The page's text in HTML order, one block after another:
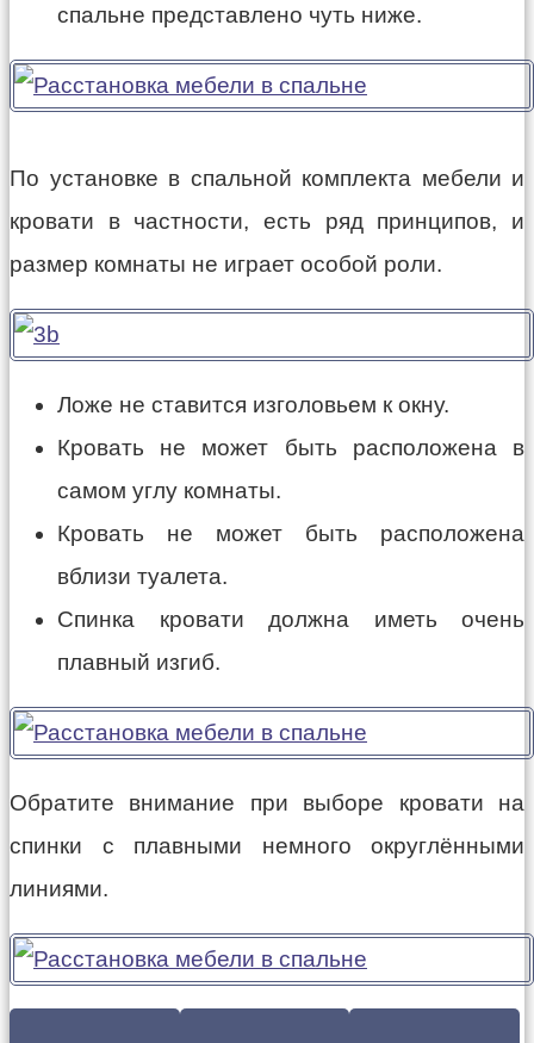
спальне представлено чуть ниже.
По установке в спальной комплекта мебели и
кровати в частности, есть ряд принципов, и
размер комнаты не играет особой роли.
Ложе не ставится изголовьем к окну.
Кровать не может быть расположена в
самом углу комнаты.
Кровать не может быть расположена
вблизи туалета.
Спинка кровати должна иметь очень
плавный изгиб.
Обратите внимание при выборе кровати на
спинки с плавными немного округлёнными
линиями.